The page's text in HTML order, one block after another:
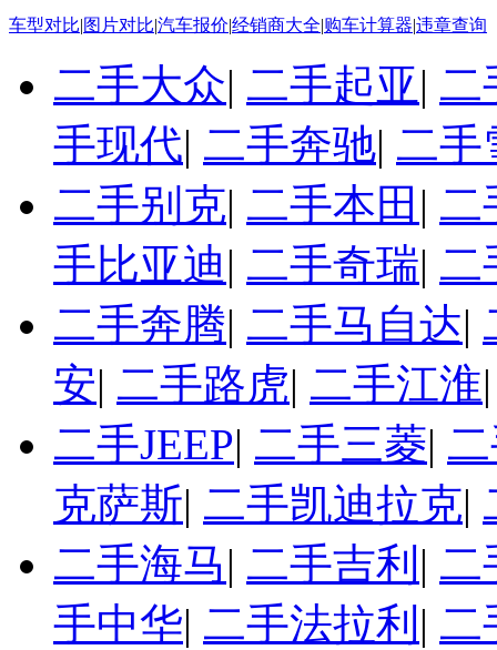
车型对比|图片对比|汽车报价|经销商大全|购车计算器|违章查询
二手大众| 二手起亚| 二
手现代| 二手奔驰| 二手
二手别克| 二手本田 | 二
手比亚迪| 二手奇瑞| 二
二手奔腾| 二手马自达|
安| 二手路虎| 二手江淮
二手JEEP| 二手三菱|
克萨斯| 二手凯迪拉克|
二手海马| 二手吉利 | 二
手中华| 二手法拉利 | 二